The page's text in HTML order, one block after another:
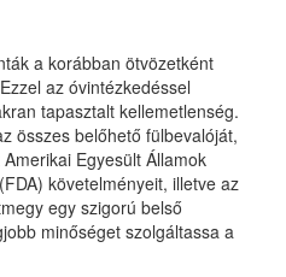
a korábban ötvözetként
az óvintézkedéssel
tapasztalt kellemetlenség.
összes belőhető fülbevalóját,
Egyesült Államok
követelményeit, illetve az
egy szigorú belső
minőséget szolgáltassa a